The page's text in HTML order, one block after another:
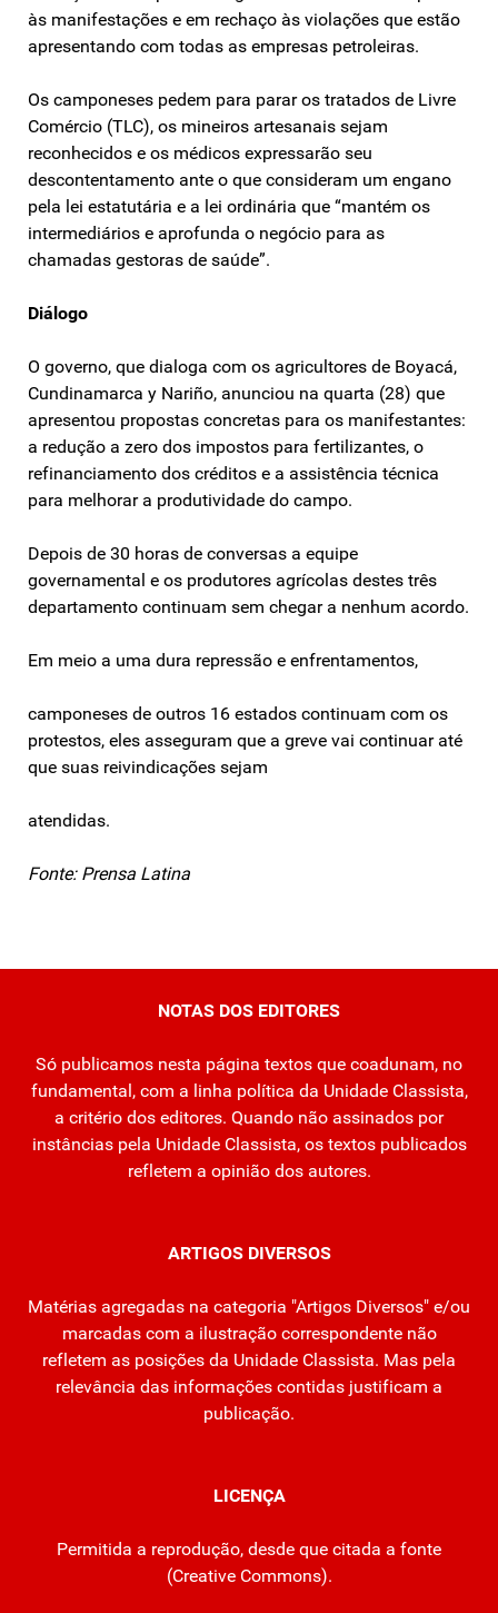
às manifestações e em rechaço às violações que estão
apresentando com todas as empresas petroleiras.
Os camponeses pedem para parar os tratados de Livre
Comércio (TLC), os mineiros artesanais sejam
reconhecidos e os médicos expressarão seu
descontentamento ante o que consideram um engano
pela lei estatutária e a lei ordinária que “mantém os
intermediários e aprofunda o negócio para as
chamadas gestoras de saúde”.
Diálogo
O governo, que dialoga com os agricultores de Boyacá,
Cundinamarca y Nariño, anunciou na quarta (28) que
apresentou propostas concretas para os manifestantes:
a redução a zero dos impostos para fertilizantes, o
refinanciamento dos créditos e a assistência técnica
para melhorar a produtividade do campo.
Depois de 30 horas de conversas a equipe
governamental e os produtores agrícolas destes três
departamento continuam sem chegar a nenhum acordo.
Em meio a uma dura repressão e enfrentamentos,
camponeses de outros 16 estados continuam com os
protestos, eles asseguram que a greve vai continuar até
que suas reivindicações sejam
atendidas.
Fonte: Prensa Latina
NOTAS DOS EDITORES
Só publicamos nesta página textos que coadunam, no
fundamental, com a linha política da Unidade Classista,
a critério dos editores. Quando não assinados por
instâncias pela Unidade Classista, os textos publicados
refletem a opinião dos autores.
ARTIGOS DIVERSOS
Matérias agregadas na categoria "Artigos Diversos" e/ou
marcadas com a ilustração correspondente não
refletem as posições da Unidade Classista. Mas pela
relevância das informações contidas justificam a
publicação.
LICENÇA
Permitida a reprodução, desde que citada a fonte
(Creative Commons).